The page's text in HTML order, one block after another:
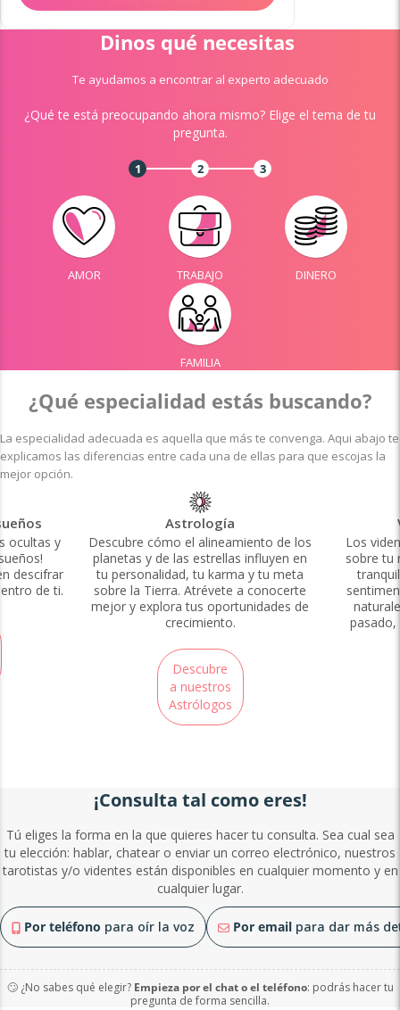
Dinos qué necesitas
Te ayudamos a encontrar al experto adecuado
¿Qué te está preocupando ahora mismo? Elige el tema de tu
pregunta.
1 2 3
AMOR TRABAJO DINERO
FAMILIA
¿Qué especialidad estás buscando?
La especialidad adecuada es aquella que más te convenga. Aqui abajo te
explicamos las diferencias entre cada una de ellas para que escojas la
mejor opción.
ocultas y
descifrar
de ti.
Astrología
Descubre cómo el alineamiento de los
planetas y de las estrellas influyen en
tu personalidad, tu karma y tu meta
sobre la Tierra. Atrévete a conocerte
mejor y explora tus oportunidades de
crecimiento.
Descubre
a nuestros
Astrólogos
Los
sobre tu
¡Consulta tal como eres!
Tú eliges la forma en la que quieres hacer tu consulta. Sea cual sea
tu elección: hablar, chatear o enviar un correo electrónico, nuestros
tarotistas y/o videntes están disponibles en cualquier momento y en
cualquier lugar.
Por teléfono para oír la voz Por email para dar más
🙄 ¿No sabes qué elegir? Empieza por el chat o el teléfono: podrás hacer tu
pregunta de forma sencilla.